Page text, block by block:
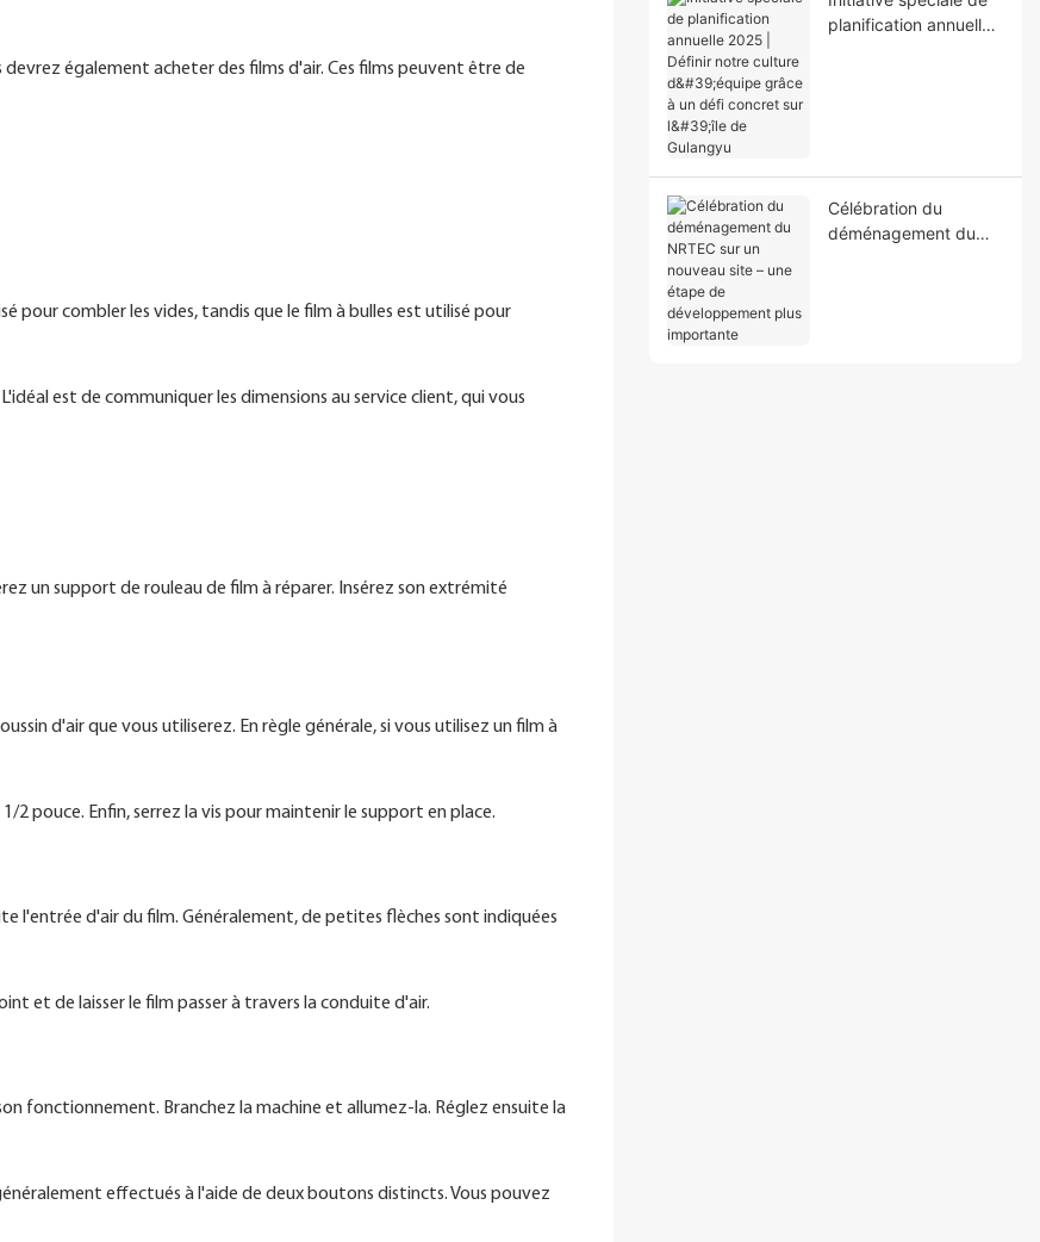
également acheter des films d'air. Ces films peuvent être de
pour combler les vides, tandis que le film à bulles est utilisé pour
est de communiquer les dimensions au service client, qui vous
un support de rouleau de film à réparer. Insérez son extrémité
d'air que vous utiliserez. En règle générale, si vous utilisez un film à
2 pouce. Enfin, serrez la vis pour maintenir le support en place.
l'entrée d'air du film. Généralement, de petites flèches sont indiquées
et de laisser le film passer à travers la conduite d'air.
fonctionnement. Branchez la machine et allumez-la. Réglez ensuite la
effectués à l'aide de deux boutons distincts. Vous pouvez
planification annuelle
Célébration du
déménagement du